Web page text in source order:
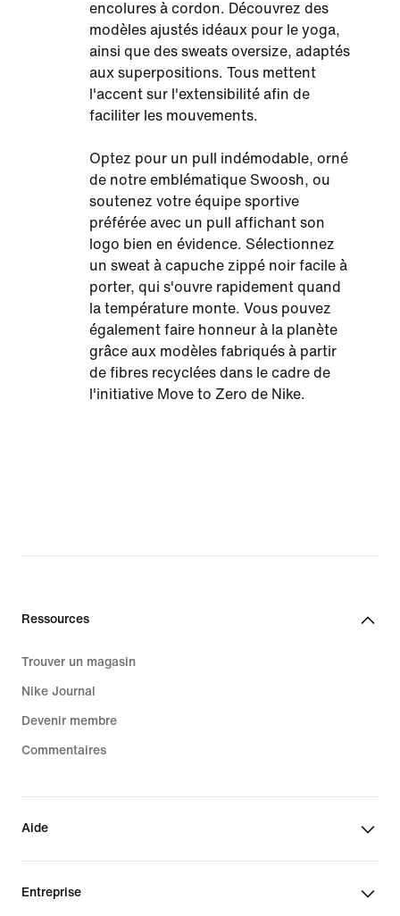
encolures à cordon. Découvrez des
modèles ajustés idéaux pour le yoga,
ainsi que des sweats oversize, adaptés
aux superpositions. Tous mettent
l'accent sur l'extensibilité afin de
faciliter les mouvements.
Optez pour un pull indémodable, orné
de notre emblématique Swoosh, ou
soutenez votre équipe sportive
préférée avec un pull affichant son
logo bien en évidence. Sélectionnez
un sweat à capuche zippé noir facile à
porter, qui s'ouvre rapidement quand
la température monte. Vous pouvez
également faire honneur à la planète
grâce aux modèles fabriqués à partir
de fibres recyclées dans le cadre de
l'initiative Move to Zero de Nike.
Ressources
Trouver un magasin
Nike Journal
Devenir membre
Commentaires
Aide
Entreprise